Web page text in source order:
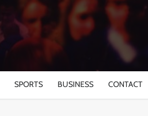
SPORTS BUSINESS CONTACT